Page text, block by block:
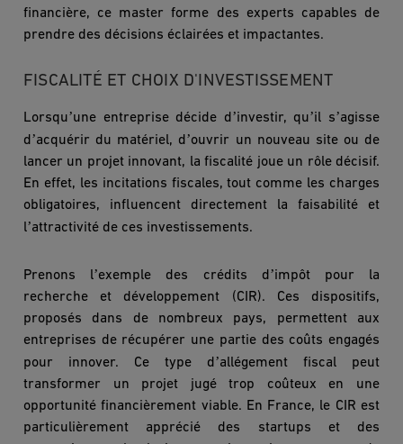
financière, ce master forme des experts capables de
prendre des décisions éclairées et impactantes.
FISCALITÉ ET CHOIX D'INVESTISSEMENT
Lorsqu’une entreprise décide d’investir, qu’il s’agisse
d’acquérir du matériel, d’ouvrir un nouveau site ou de
lancer un projet innovant, la fiscalité joue un rôle décisif.
En effet, les incitations fiscales, tout comme les charges
obligatoires, influencent directement la faisabilité et
l’attractivité de ces investissements.
Prenons l’exemple des crédits d’impôt pour la
recherche et développement (CIR). Ces dispositifs,
proposés dans de nombreux pays, permettent aux
entreprises de récupérer une partie des coûts engagés
pour innover. Ce type d’allégement fiscal peut
transformer un projet jugé trop coûteux en une
opportunité financièrement viable. En France, le CIR est
particulièrement apprécié des startups et des